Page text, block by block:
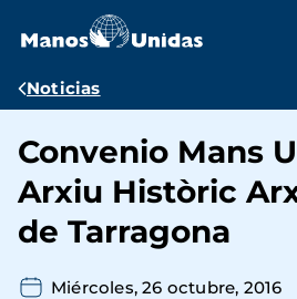
contenido
Ruta
navegación
Noticias
Convenio Mans
Arxiu Històric
de Tarragona
Miércoles, 26 octubre, 2016